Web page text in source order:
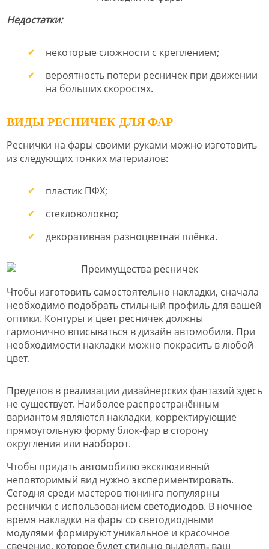
Недостатки:
некоторые сложности с креплением;
вероятность потери ресничек при движении
на больших скоростях.
ВИДЫ РЕСНИЧЕК ДЛЯ ФАР
Реснички на фары своими руками можно изготовить
из следующих тонких материалов:
пластик ПФХ;
стекловолокно;
декоративная разноцветная плёнка.
Чтобы изготовить самостоятельно накладки, сначала
необходимо подобрать стильный профиль для вашей
оптики. Контуры и цвет ресничек должны
гармонично вписываться в дизайн автомобиля. При
необходимости накладки можно покрасить в любой
цвет.
Пределов в реализации дизайнерских фантазий здесь
не существует. Наиболее распространённым
вариантом являются накладки, корректирующие
прямоугольную форму блок-фар в сторону
округления или наоборот.
Чтобы придать автомобилю эксклюзивный
неповторимый вид нужно экспериментировать.
Сегодня среди мастеров тюнинга популярны
реснички с использованием светодиодов. В ночное
время накладки на фары со светодиодными
модулями формируют уникальное и красочное
свечение, которое будет стильно выделять ваш